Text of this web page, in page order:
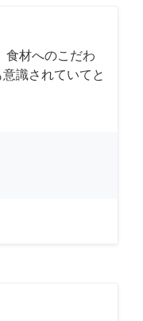
食材へのこだわ
識されていてと